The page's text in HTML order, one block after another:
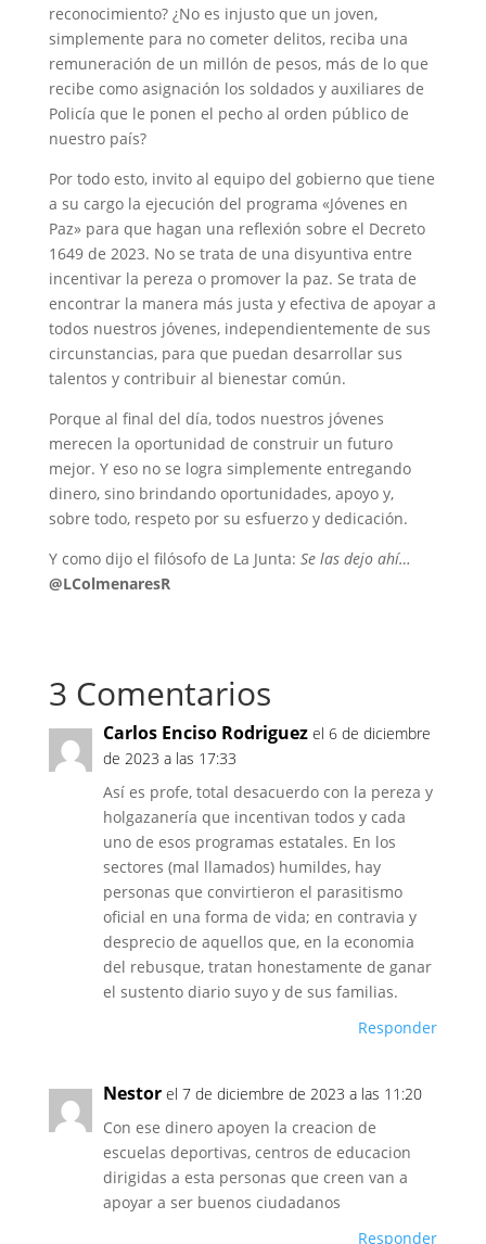
reconocimiento? ¿No es injusto que un joven,
simplemente para no cometer delitos, reciba una
remuneración de un millón de pesos, más de lo que
recibe como asignación los soldados y auxiliares de
Policía que le ponen el pecho al orden público de
nuestro país?
Por todo esto, invito al equipo del gobierno que tiene
a su cargo la ejecución del programa «Jóvenes en
Paz» para que hagan una reflexión sobre el Decreto
1649 de 2023. No se trata de una disyuntiva entre
incentivar la pereza o promover la paz. Se trata de
encontrar la manera más justa y efectiva de apoyar a
todos nuestros jóvenes, independientemente de sus
circunstancias, para que puedan desarrollar sus
talentos y contribuir al bienestar común.
Porque al final del día, todos nuestros jóvenes
merecen la oportunidad de construir un futuro
mejor. Y eso no se logra simplemente entregando
dinero, sino brindando oportunidades, apoyo y,
sobre todo, respeto por su esfuerzo y dedicación.
Y como dijo el filósofo de La Junta: Se las dejo ahí…
@LColmenaresR
3 Comentarios
Carlos Enciso Rodriguez el 6 de diciembre
de 2023 a las 17:33
Así es profe, total desacuerdo con la pereza y
holgazanería que incentivan todos y cada
uno de esos programas estatales. En los
sectores (mal llamados) humildes, hay
personas que convirtieron el parasitismo
oficial en una forma de vida; en contravia y
desprecio de aquellos que, en la economia
del rebusque, tratan honestamente de ganar
el sustento diario suyo y de sus familias.
Responder
Nestor el 7 de diciembre de 2023 a las 11:20
Con ese dinero apoyen la creacion de
escuelas deportivas, centros de educacion
dirigidas a esta personas que creen van a
apoyar a ser buenos ciudadanos
Responder